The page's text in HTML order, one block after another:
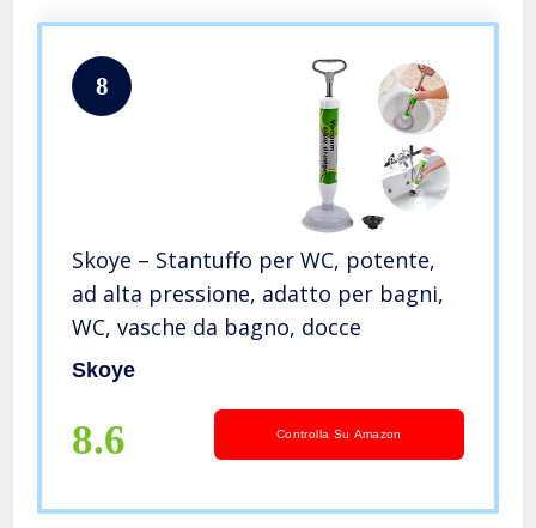
8
Skoye – Stantuffo per WC, potente,
ad alta pressione, adatto per bagni,
WC, vasche da bagno, docce
Skoye
8.6 Controlla Su Amazon